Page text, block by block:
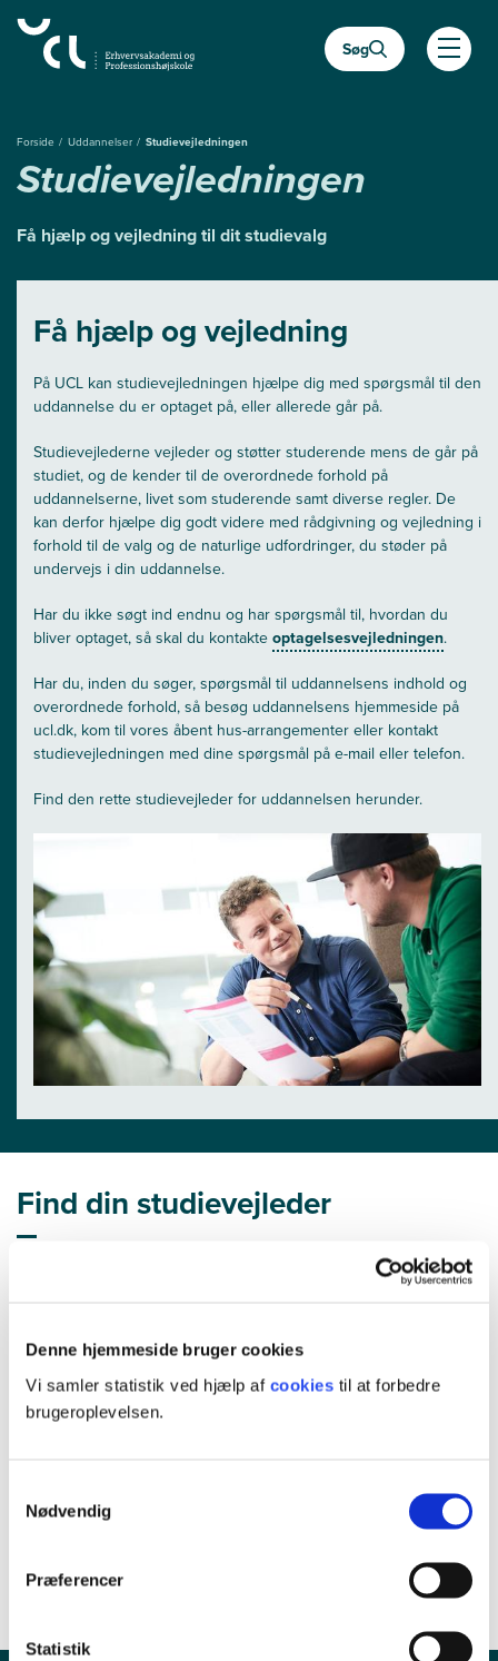
Denne hjemmeside bruger cookies
Vi samler statistik ved hjælp af cookies til at forbedre
brugeroplevelsen.
Nødvendig
Præferencer
Statistik
hovedindhold
Søg
Åben
Forside Uddannelser Studievejledningen
Studievejledningen
Få hjælp og vejledning til dit studievalg
Få hjælp og vejledning
På UCL kan studievejledningen hjælpe dig med spørgsmål til den
uddannelse du er optaget på, eller allerede går på.
Studievejlederne vejleder og støtter studerende mens de går på
studiet, og de kender til de overordnede forhold på
uddannelserne, livet som studerende samt diverse regler. De
kan derfor hjælpe dig godt videre med rådgivning og vejledning i
forhold til de valg og de naturlige udfordringer, du støder på
undervejs i din uddannelse.
Har du ikke søgt ind endnu og har spørgsmål til, hvordan du
bliver optaget, så skal du kontakteoptagelsesvejledningen.
Har du, inden du søger, spørgsmål til uddannelsens indhold og
overordnede forhold, så besøg uddannelsens hjemmeside på
ucl.dk, kom til vores åbent hus-arrangementer eller kontakt
studievejledningen med dine spørgsmål på e-mail eller telefon.
Find den rette studievejleder for uddannelsen herunder.
Find din studievejleder
Byggeri og teknologi
Pædagogik og undervisning
Sundhed og socialt arbejde